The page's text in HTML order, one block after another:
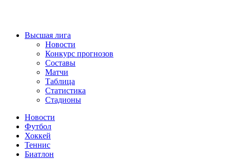
Высшая лига
Новости
Конкурс прогнозов
Составы
Матчи
Таблица
Статистика
Стадионы
Новости
Футбол
Хоккей
Теннис
Биатлон